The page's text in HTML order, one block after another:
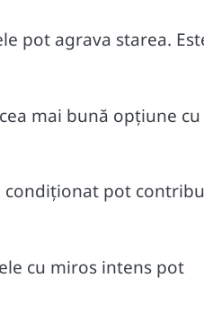
pot agrava starea.
mai bună opțiune cu
condiționat pot
cu miros intens pot